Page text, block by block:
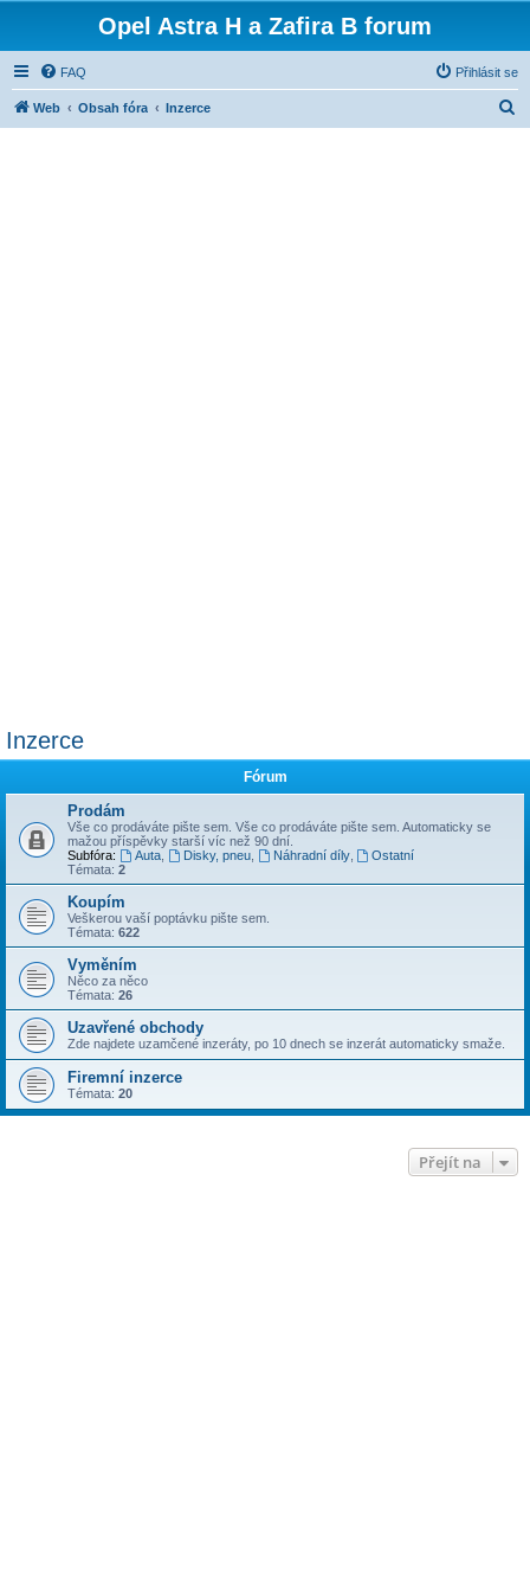
Opel Astra H a Zafira B forum
FAQ Přihlásit se
Web Obsah fóra Inzerce
Inzerce
Fórum
Prodám
Vše co prodáváte pište sem. Vše co prodáváte pište sem. Automaticky se
mažou příspěvky starší víc než 90 dní.
Subfóra:
Auta, Disky, pneu, Náhradní díly,
Ostatní
Témata: 2
Koupím
Veškerou vaší poptávku pište sem.
Témata: 622
Vyměním
Něco za něco
Témata: 26
Uzavřené obchody
Zde najdete uzamčené inzeráty, po 10 dnech se inzerát automaticky smaže.
Firemní inzerce
Témata: 20
Přejít na